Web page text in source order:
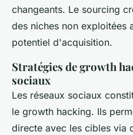
changeants. Le sourcing
des niches non exploitées
potentiel d'acquisition.
Stratégies de growth
sociaux
Les réseaux sociaux
le growth hacking. Ils
directe avec les cibles via